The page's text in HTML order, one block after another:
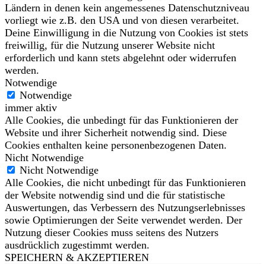
Ländern in denen kein angemessenes Datenschutzniveau
vorliegt wie z.B. den USA und von diesen verarbeitet.
Deine Einwilligung in die Nutzung von Cookies ist stets
freiwillig, für die Nutzung unserer Website nicht
erforderlich und kann stets abgelehnt oder widerrufen
werden.
Notwendige
Notwendige
immer aktiv
Alle Cookies, die unbedingt für das Funktionieren der
Website und ihrer Sicherheit notwendig sind. Diese
Cookies enthalten keine personenbezogenen Daten.
Nicht Notwendige
Nicht Notwendige
Alle Cookies, die nicht unbedingt für das Funktionieren
der Website notwendig sind und die für statistische
Auswertungen, das Verbessern des Nutzungserlebnisses
sowie Optimierungen der Seite verwendet werden. Der
Nutzung dieser Cookies muss seitens des Nutzers
ausdrücklich zugestimmt werden.
SPEICHERN & AKZEPTIEREN